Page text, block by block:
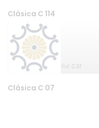
Clásica C 114
Clásica C 07